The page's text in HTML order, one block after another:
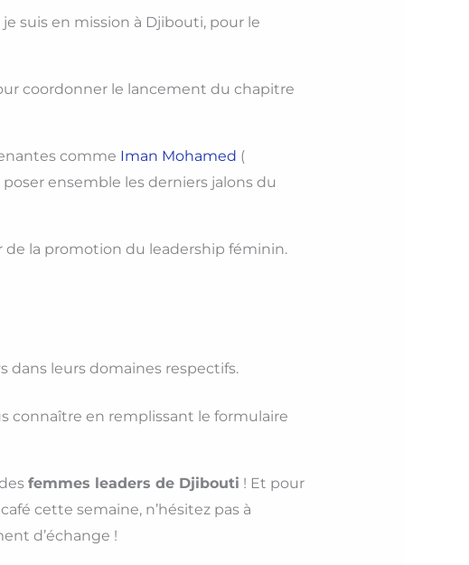
je suis en mission à Djibouti, pour le
coordonner le lancement du chapitre
comme Iman Mohamed (
poser ensemble les derniers jalons du
la promotion du leadership féminin.
dans leurs domaines respectifs.
connaître en remplissant le formulaire
femmes leaders de Djibouti ! Et pour
cette semaine, n’hésitez pas à
d’échange !